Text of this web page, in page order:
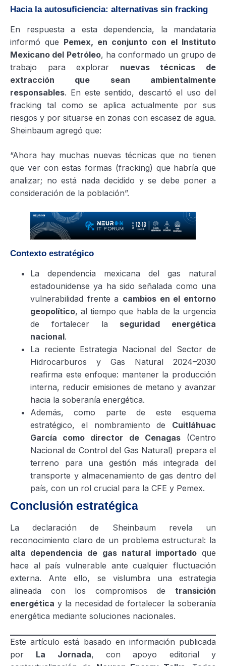
Hacia la autosuficiencia: alternativas sin fracking
En respuesta a esta dependencia, la mandataria
informó que Pemex, en conjunto con el Instituto
Mexicano del Petróleo, ha conformado un grupo de
trabajo para explorar nuevas técnicas de
extracción que sean ambientalmente
responsables. En este sentido, descartó el uso del
fracking tal como se aplica actualmente por sus
riesgos y por situarse en zonas con escasez de agua.
Sheinbaum agregó que:
“Ahora hay muchas nuevas técnicas que no tienen
que ver con estas formas (fracking) que habría que
analizar; no está nada decidido y se debe poner a
consideración de la población”.
Contexto estratégico
La dependencia mexicana del gas natural
estadounidense ya ha sido señalada como una
vulnerabilidad frente a cambios en el entorno
geopolítico, al tiempo que habla de la urgencia
de fortalecer la seguridad energética
nacional.
La reciente Estrategia Nacional del Sector de
Hidrocarburos y Gas Natural 2024–2030
reafirma este enfoque: mantener la producción
interna, reducir emisiones de metano y avanzar
hacia la soberanía energética.
Además, como parte de este esquema
estratégico, el nombramiento de Cuitláhuac
García como director de Cenagas(Centro
Nacional de Control del Gas Natural) prepara el
terreno para una gestión más integrada del
transporte y almacenamiento de gas dentro del
país, con un rol crucial para la CFE y Pemex.
Conclusión estratégica
La declaración de Sheinbaum revela un
reconocimiento claro de un problema estructural: la
alta dependencia de gas natural importadoque
hace al país vulnerable ante cualquier fluctuación
externa. Ante ello, se vislumbra una estrategia
alineada con los compromisos de transición
energética y la necesidad de fortalecer la soberanía
energética mediante soluciones nacionales.
Este artículo está basado en información publicada
por La Jornada, con apoyo editorial y